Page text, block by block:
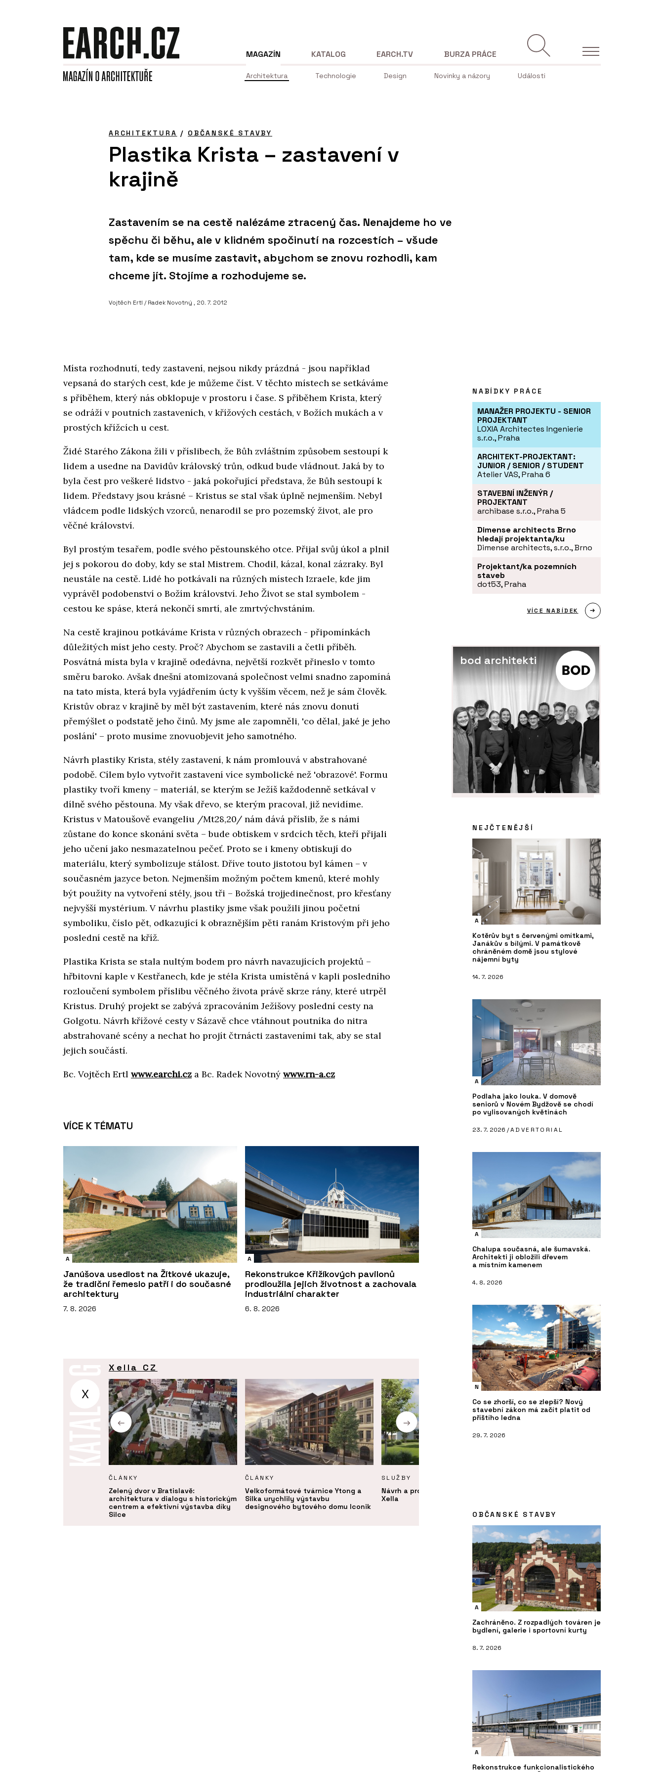
MAGAZÍN
Architektura Technologie Design Novinky a názory Události
KATALOG EARCH.TV BURZA PRÁCE
ARCHITEKTURA / OBČANSKÉ STAVBY
Plastika Krista – zastavení v
krajině
Zastavením se na cestě nalézáme ztracený čas. Nenajdeme ho ve
spěchu či běhu, ale v klidném spočinutí na rozcestích – všude
tam, kde se musíme zastavit, abychom se znovu rozhodli, kam
chceme jít. Stojíme a rozhodujeme se.
Vojtěch Ertl / Radek Novotný , 20. 7. 2012
Místa rozhodnutí, tedy zastavení, nejsou nikdy prázdná - jsou například
vepsaná do starých cest, kde je můžeme číst. V těchto místech se setkáváme
s příběhem, který nás obklopuje v prostoru i čase. S příběhem Krista, který
se odráží v poutních zastaveních, v křížových cestách, v Božích mukách a v
prostých křížcích u cest.
Židé Starého Zákona žili v příslibech, že Bůh zvláštním způsobem sestoupí k
lidem a usedne na Davidův královský trůn, odkud bude vládnout. Jaká by to
byla čest pro veškeré lidstvo - jaká pokořující představa, že Bůh sestoupí k
lidem. Představy jsou krásné – Kristus se stal však úplně nejmenším. Nebyl
vládcem podle lidských vzorců, nenarodil se pro pozemský život, ale pro
věčné království.
Byl prostým tesařem, podle svého pěstounského otce. Přijal svůj úkol a plnil
jej s pokorou do doby, kdy se stal Mistrem. Chodil, kázal, konal zázraky. Byl
neustále na cestě. Lidé ho potkávali na různých místech Izraele, kde jim
vyprávěl podobenství o Božím království. Jeho Život se stal symbolem -
cestou ke spáse, která nekončí smrtí, ale zmrtvýchvstáním.
Na cestě krajinou potkáváme Krista v různých obrazech - připomínkách
důležitých míst jeho cesty. Proč? Abychom se zastavili a četli příběh.
Posvátná místa byla v krajině odedávna, největší rozkvět přineslo v tomto
směru baroko. Avšak dnešní atomizovaná společnost velmi snadno zapomíná
na tato místa, která byla vyjádřením úcty k vyšším věcem, než je sám člověk.
Kristův obraz v krajině by měl být zastavením, které nás znovu donutí
přemýšlet o podstatě jeho činů. My jsme ale zapomněli, 'co dělal, jaké je jeho
poslání' – proto musíme znovuobjevit jeho samotného.
Návrh plastiky Krista, stély zastavení, k nám promlouvá v abstrahované
podobě. Cílem bylo vytvořit zastavení více symbolické než 'obrazové'. Formu
plastiky tvoří kmeny – materiál, se kterým se Ježíš každodenně setkával v
dílně svého pěstouna. My však dřevo, se kterým pracoval, již nevidíme.
Kristus v Matoušově evangeliu /Mt28,20/ nám dává příslib, že s námi
zůstane do konce skonání světa – bude obtiskem v srdcích těch, kteří přijali
jeho učení jako nesmazatelnou pečeť. Proto se i kmeny obtiskují do
materiálu, který symbolizuje stálost. Dříve touto jistotou byl kámen – v
současném jazyce beton. Nejmenším možným počtem kmenů, které mohly
být použity na vytvoření stély, jsou tři – Božská trojjedinečnost, pro křesťany
nejvyšší mystérium. V návrhu plastiky jsme však použili jinou početní
symboliku, číslo pět, odkazující k obraznějším pěti ranám Kristovým při jeho
poslední cestě na kříž.
Plastika Krista se stala nultým bodem pro návrh navazujících projektů –
hřbitovní kaple v Kestřanech, kde je stéla Krista umístěná v kapli posledního
rozloučení symbolem příslibu věčného života právě skrze rány, které utrpěl
Kristus. Druhý projekt se zabývá zpracováním Ježíšovy poslední cesty na
Golgotu. Návrh křížové cesty v Sázavě chce vtáhnout poutníka do nitra
abstrahované scény a nechat ho projít čtrnácti zastaveními tak, aby se stal
jejich součástí.
Bc. Vojtěch Ertl www.earchi.cz a Bc. Radek Novotný www.rn-a.cz
VÍCE K TÉMATU
A
Janúšova usedlost na Žítkové ukazuje,
že tradiční řemeslo patří i do současné
architektury
7. 8. 2026
A
Rekonstrukce Křižíkových pavilonů
prodloužila jejich životnost a zachovala
industriální charakter
6. 8. 2026
X
Xella CZ
ČLÁNKY
Zelený dvor v Bratislavě:
architektura v dialogu s historickým
centrem a efektivní výstavba díky
Silce
ČLÁNKY
Velkoformátové tvárnice Ytong a
Silka urychlily výstavbu
designového bytového domu Iconik
SLUŽBY
Návrh a projektování projektů -
Xella
NABÍDKY PRÁCE
MANAŽER PROJEKTU - SENIOR
PROJEKTANT
LOXIA Architectes Ingenierie
s.r.o., Praha
ARCHITEKT-PROJEKTANT:
JUNIOR / SENIOR / STUDENT
Atelier VAS, Praha 6
STAVEBNÍ INŽENÝR /
PROJEKTANT
archibase s.r.o., Praha 5
Dimense architects Brno
hledají projektanta/ku
Dimense architects, s.r.o., Brno
Projektant/ka pozemních
staveb
dot53, Praha
VÍCE NABÍDEK
bod architekti
NEJČTENĚJŠÍ
A
Kotěrův byt s červenými omítkami,
Janákův s bílými. V památkově
chráněném domě jsou stylové
nájemní byty
14. 7. 2026
A
Podlaha jako louka. V domově
seniorů v Novém Bydžově se chodí
po vylisovaných květinách
23. 7. 2026 /ADVERTORIAL
A
Chalupa současná, ale šumavská.
Architekti ji obložili dřevem
a místním kamenem
4. 8. 2026
N
Co se zhorší, co se zlepší? Nový
stavební zákon má začít platit od
příštího ledna
29. 7. 2026
OBČANSKÉ STAVBY
A
Zachráněno. Z rozpadlých továren je
bydlení, galerie i sportovní kurty
8. 7. 2026
A
Rekonstrukce funkcionalistického